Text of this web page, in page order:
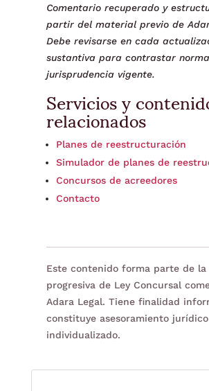
Comentario recuperado y
partir del material previo de
Debe revisarse en cada
sustantiva para contrastar
jurisprudencia vigente.
Servicios y
relacionados
Planes de reestructuración
Simulador de planes de
Concursos de acreedores
Contacto
Este contenido forma parte de
progresiva de Ley Concursal
Adara Legal. Tiene finalidad
constituye asesoramiento jurídico
individualizado.